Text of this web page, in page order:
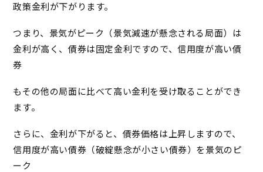
政策金利が下がります。
つまり、景気がピーク（景気減速が懸念される局面）は
金利が高く、債券は固定金利ですので、信用度が高い債
券
もその他の局面に比べて高い金利を受け取ることができ
ます。
さらに、金利が下がると、債券価格は上昇しますので、
信用度が高い債券（破綻懸念が小さい債券）を景気のピ
ーク